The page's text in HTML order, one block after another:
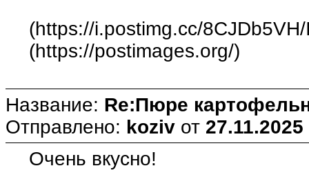
(https://i.postimg.cc/
(https://postimages.org/)
Название: Re:Пюре
Отправлено: koziv от
Очень вкусно!